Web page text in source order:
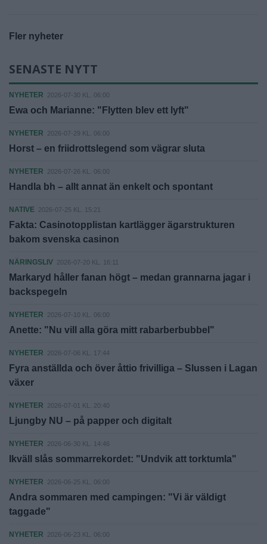
Fler nyheter
SENASTE NYTT
NYHETER 2026-07-30 KL. 06:00
Ewa och Marianne: "Flytten blev ett lyft"
NYHETER 2026-07-29 KL. 06:00
Horst – en friidrottslegend som vägrar sluta
NYHETER 2026-07-26 KL. 06:00
Handla bh – allt annat än enkelt och spontant
NATIVE 2026-07-25 KL. 15:21
Fakta: Casinotopplistan kartlägger ägarstrukturen
bakom svenska casinon
NÄRINGSLIV 2026-07-20 KL. 16:11
Markaryd håller fanan högt – medan grannarna jagar i
backspegeln
NYHETER 2026-07-10 KL. 06:00
Anette: "Nu vill alla göra mitt rabarberbubbel"
NYHETER 2026-07-06 KL. 17:44
Fyra anställda och över åttio frivilliga – Slussen i Lagan
växer
NYHETER 2026-07-01 KL. 20:40
Ljungby NU – på papper och digitalt
NYHETER 2026-06-30 KL. 14:46
Ikväll slås sommarrekordet: "Undvik att torktumla"
NYHETER 2026-06-25 KL. 06:00
Andra sommaren med campingen: "Vi är väldigt
taggade"
NYHETER 2026-06-23 KL. 06:00